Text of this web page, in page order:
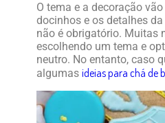
O tema e a decoração
docinhos e os detalhes
não é obrigatório. Muitas
escolhendo um tema e
neutro. No entanto, caso
algumas ideias para chá de